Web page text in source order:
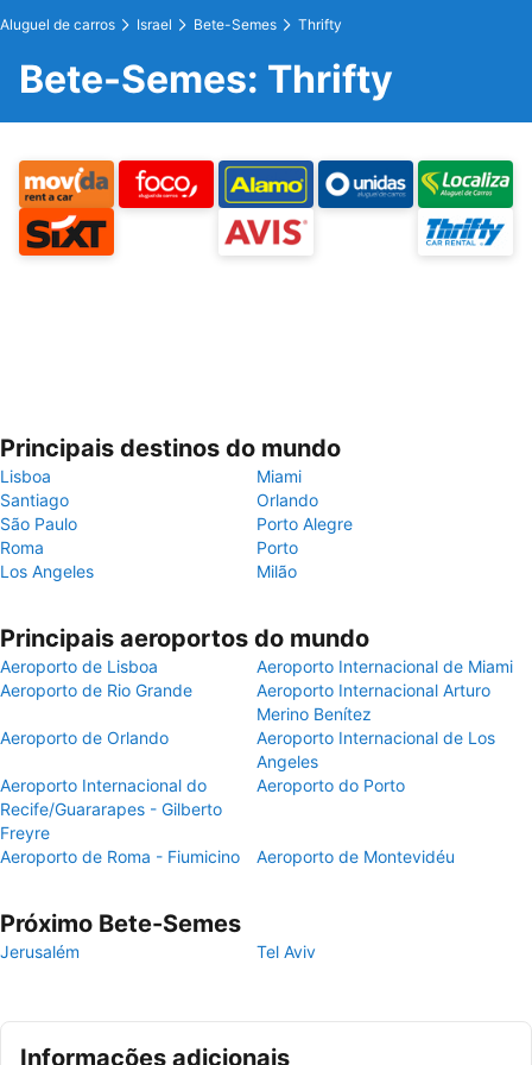
Aluguel de carros Israel Bete-Semes Thrifty
Bete-Semes: Thrifty
Principais destinos do mundo
Lisboa
Miami
Santiago
Orlando
São Paulo
Porto Alegre
Roma
Porto
Los Angeles
Milão
Principais aeroportos do mundo
Aeroporto de Lisboa
Aeroporto Internacional de Miami
Aeroporto de Rio Grande
Aeroporto Internacional Arturo
Merino Benítez
Aeroporto de Orlando
Aeroporto Internacional de Los
Angeles
Aeroporto Internacional do
Recife/Guararapes - Gilberto
Freyre
Aeroporto do Porto
Aeroporto de Roma - Fiumicino Aeroporto de Montevidéu
Próximo Bete-Semes
Jerusalém Tel Aviv
Informações adicionais